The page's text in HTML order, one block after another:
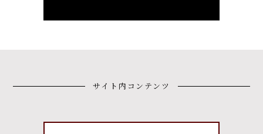
サイト内コンテンツ